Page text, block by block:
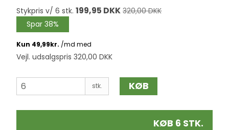
Stykpris v/ 6 stk. 199,95 DKK 320,00 DKK
Spar 38%
Vejl. udsalgspris 320,00 DKK
stk. KØB
KØB 6 STK.